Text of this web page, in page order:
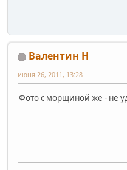
Валентин Н
июня 26, 2011, 13:28
Фото с морщиной же - не